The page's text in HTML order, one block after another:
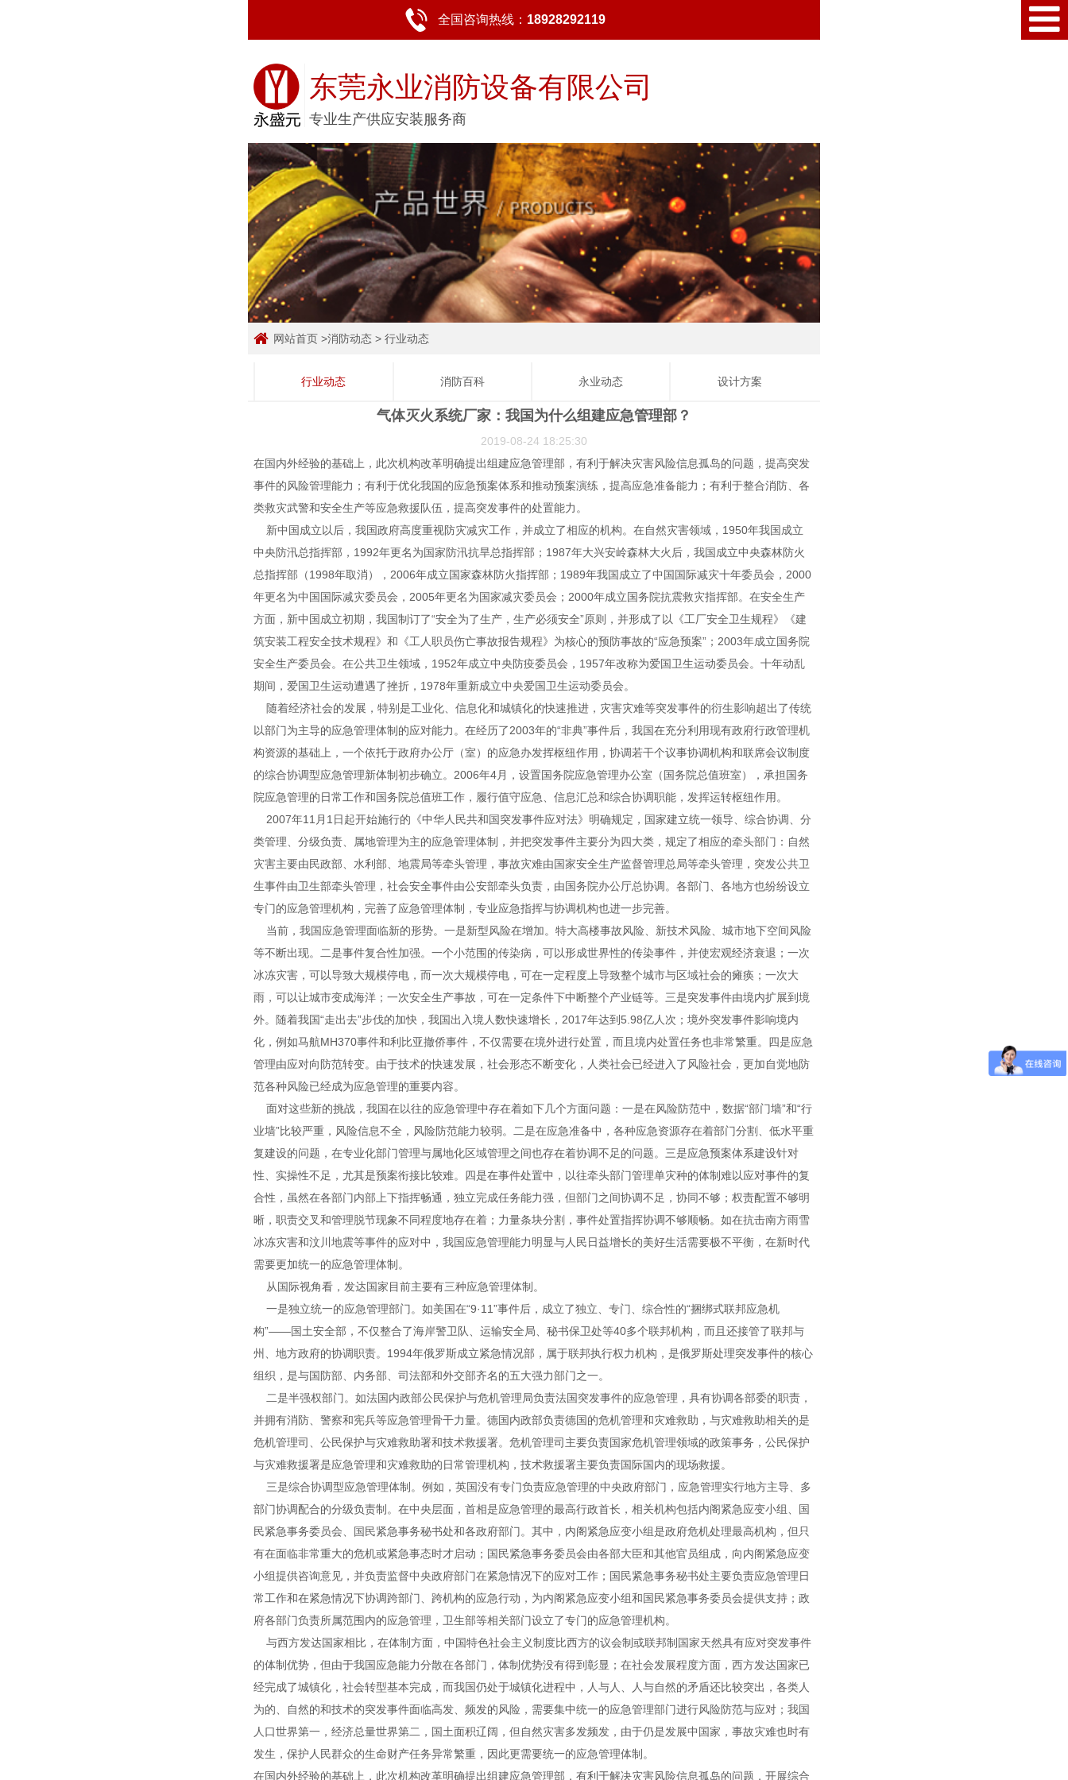
全国咨询热线： 18928292119
东莞永业消防设备有限公司
专业生产供应安装服务商
网站首页 >消防动态 >行业动态
行业动态 消防百科 永业动态 设计方案
气体灭火系统厂家：我国为什么组建应急管理部？
2019-08-24 18:25:30
在国内外经验的基础上，此次机构改革明确提出组建应急管理部，有利于解决灾害风险信息孤岛的问题，提高突发
事件的风险管理能力；有利于优化我国的应急预案体系和推动预案演练，提高应急准备能力；有利于整合消防、各
类救灾武警和安全生产等应急救援队伍，提高突发事件的处置能力。
新中国成立以后，我国政府高度重视防灾减灾工作，并成立了相应的机构。在自然灾害领域，1950年我国成立
中央防汛总指挥部，1992年更名为国家防汛抗旱总指挥部；1987年大兴安岭森林大火后，我国成立中央森林防火
总指挥部（1998年取消），2006年成立国家森林防火指挥部；1989年我国成立了中国国际减灾十年委员会，2000
年更名为中国国际减灾委员会，2005年更名为国家减灾委员会；2000年成立国务院抗震救灾指挥部。在安全生产
方面，新中国成立初期，我国制订了“安全为了生产，生产必须安全”原则，并形成了以《工厂安全卫生规程》《建
筑安装工程安全技术规程》和《工人职员伤亡事故报告规程》为核心的预防事故的“应急预案”；2003年成立国务院
安全生产委员会。在公共卫生领域，1952年成立中央防疫委员会，1957年改称为爱国卫生运动委员会。十年动乱
期间，爱国卫生运动遭遇了挫折，1978年重新成立中央爱国卫生运动委员会。
随着经济社会的发展，特别是工业化、信息化和城镇化的快速推进，灾害灾难等突发事件的衍生影响超出了传统
以部门为主导的应急管理体制的应对能力。在经历了2003年的“非典”事件后，我国在充分利用现有政府行政管理机
构资源的基础上，一个依托于政府办公厅（室）的应急办发挥枢纽作用，协调若干个议事协调机构和联席会议制度
的综合协调型应急管理新体制初步确立。2006年4月，设置国务院应急管理办公室（国务院总值班室），承担国务
院应急管理的日常工作和国务院总值班工作，履行值守应急、信息汇总和综合协调职能，发挥运转枢纽作用。
2007年11月1日起开始施行的《中华人民共和国突发事件应对法》明确规定，国家建立统一领导、综合协调、分
类管理、分级负责、属地管理为主的应急管理体制，并把突发事件主要分为四大类，规定了相应的牵头部门：自然
灾害主要由民政部、水利部、地震局等牵头管理，事故灾难由国家安全生产监督管理总局等牵头管理，突发公共卫
生事件由卫生部牵头管理，社会安全事件由公安部牵头负责，由国务院办公厅总协调。各部门、各地方也纷纷设立
专门的应急管理机构，完善了应急管理体制，专业应急指挥与协调机构也进一步完善。
当前，我国应急管理面临新的形势。一是新型风险在增加。特大高楼事故风险、新技术风险、城市地下空间风险
等不断出现。二是事件复合性加强。一个小范围的传染病，可以形成世界性的传染事件，并使宏观经济衰退；一次
冰冻灾害，可以导致大规模停电，而一次大规模停电，可在一定程度上导致整个城市与区域社会的瘫痪；一次大
雨，可以让城市变成海洋；一次安全生产事故，可在一定条件下中断整个产业链等。三是突发事件由境内扩展到境
外。随着我国“走出去”步伐的加快，我国出入境人数快速增长，2017年达到5.98亿人次；境外突发事件影响境内
化，例如马航MH370事件和利比亚撤侨事件，不仅需要在境外进行处置，而且境内处置任务也非常繁重。四是应急
管理由应对向防范转变。由于技术的快速发展，社会形态不断变化，人类社会已经进入了风险社会，更加自觉地防
范各种风险已经成为应急管理的重要内容。
面对这些新的挑战，我国在以往的应急管理中存在着如下几个方面问题：一是在风险防范中，数据“部门墙”和“行
业墙”比较严重，风险信息不全，风险防范能力较弱。二是在应急准备中，各种应急资源存在着部门分割、低水平重
复建设的问题，在专业化部门管理与属地化区域管理之间也存在着协调不足的问题。三是应急预案体系建设针对
性、实操性不足，尤其是预案衔接比较难。四是在事件处置中，以往牵头部门管理单灾种的体制难以应对事件的复
合性，虽然在各部门内部上下指挥畅通，独立完成任务能力强，但部门之间协调不足，协同不够；权责配置不够明
晰，职责交叉和管理脱节现象不同程度地存在着；力量条块分割，事件处置指挥协调不够顺畅。如在抗击南方雨雪
冰冻灾害和汶川地震等事件的应对中，我国应急管理能力明显与人民日益增长的美好生活需要极不平衡，在新时代
需要更加统一的应急管理体制。
从国际视角看，发达国家目前主要有三种应急管理体制。
一是独立统一的应急管理部门。如美国在“9·11”事件后，成立了独立、专门、综合性的“捆绑式联邦应急机
构”——国土安全部，不仅整合了海岸警卫队、运输安全局、秘书保卫处等40多个联邦机构，而且还接管了联邦与
州、地方政府的协调职责。1994年俄罗斯成立紧急情况部，属于联邦执行权力机构，是俄罗斯处理突发事件的核心
组织，是与国防部、内务部、司法部和外交部齐名的五大强力部门之一。
二是半强权部门。如法国内政部公民保护与危机管理局负责法国突发事件的应急管理，具有协调各部委的职责，
并拥有消防、警察和宪兵等应急管理骨干力量。德国内政部负责德国的危机管理和灾难救助，与灾难救助相关的是
危机管理司、公民保护与灾难救助署和技术救援署。危机管理司主要负责国家危机管理领域的政策事务，公民保护
与灾难救援署是应急管理和灾难救助的日常管理机构，技术救援署主要负责国际国内的现场救援。
三是综合协调型应急管理体制。例如，英国没有专门负责应急管理的中央政府部门，应急管理实行地方主导、多
部门协调配合的分级负责制。在中央层面，首相是应急管理的最高行政首长，相关机构包括内阁紧急应变小组、国
民紧急事务委员会、国民紧急事务秘书处和各政府部门。其中，内阁紧急应变小组是政府危机处理最高机构，但只
有在面临非常重大的危机或紧急事态时才启动；国民紧急事务委员会由各部大臣和其他官员组成，向内阁紧急应变
小组提供咨询意见，并负责监督中央政府部门在紧急情况下的应对工作；国民紧急事务秘书处主要负责应急管理日
常工作和在紧急情况下协调跨部门、跨机构的应急行动，为内阁紧急应变小组和国民紧急事务委员会提供支持；政
府各部门负责所属范围内的应急管理，卫生部等相关部门设立了专门的应急管理机构。
与西方发达国家相比，在体制方面，中国特色社会主义制度比西方的议会制或联邦制国家天然具有应对突发事件
的体制优势，但由于我国应急能力分散在各部门，体制优势没有得到彰显；在社会发展程度方面，西方发达国家已
经完成了城镇化，社会转型基本完成，而我国仍处于城镇化进程中，人与人、人与自然的矛盾还比较突出，各类人
为的、自然的和技术的突发事件面临高发、频发的风险，需要集中统一的应急管理部门进行风险防范与应对；我国
人口世界第一，经济总量世界第二，国土面积辽阔，但自然灾害多发频发，由于仍是发展中国家，事故灾难也时有
发生，保护人民群众的生命财产任务异常繁重，因此更需要统一的应急管理体制。
在国内外经验的基础上，此次机构改革明确提出组建应急管理部，有利于解决灾害风险信息孤岛的问题，开展综合